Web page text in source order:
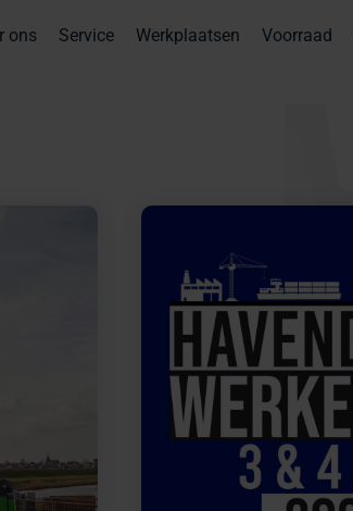
ons Service Werkplaatsen Voorraad